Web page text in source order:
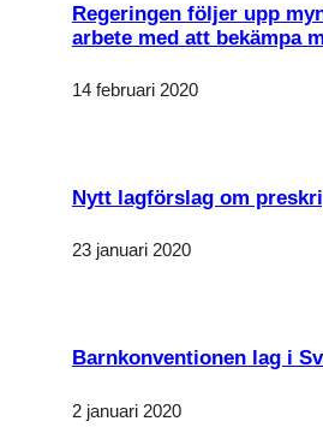
Regeringen följer upp
arbete med att bekämpa
14 februari 2020
Nytt lagförslag om
23 januari 2020
Barnkonventionen lag i
2 januari 2020